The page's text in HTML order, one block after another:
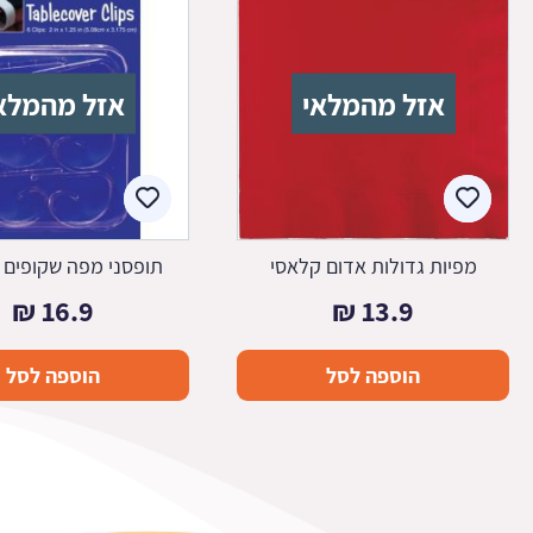
אזל מהמלאי
מפיות גדולות אדום קלאסי
13.9
₪
הוספה לסל
אזל
תופסני מפה שקופים
16.9
₪
הוספה לסל